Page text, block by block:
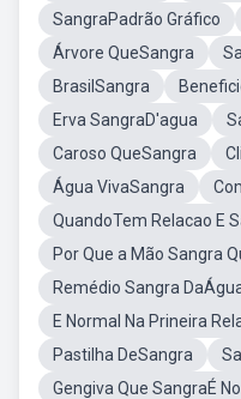
SangraPadrão Gráfico
Árvore QueSangra
BrasilSangra
Erva SangraD'agua
Caroso QueSangra
Água VivaSangra
QuandoTem Relacao E
Por Que a Mão Sangra
Remédio Sangra
E Normal Na Prineira
Pastilha DeSangra
Gengiva Que SangraÉ